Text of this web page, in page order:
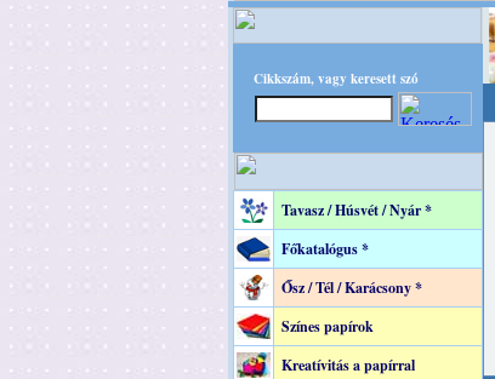
Cikkszám, vagy keresett szó
Tavasz / Húsvét / Nyár *
Főkatalógus *
Ősz / Tél / Karácsony *
Színes papírok
Kreatívitás a papírral